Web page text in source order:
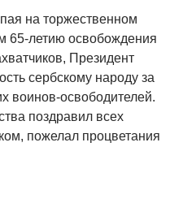
на торжественном
65-летию освобождения
Президент
сербскому народу за
воинов-освободителей.
поздравил всех
пожелал процветания